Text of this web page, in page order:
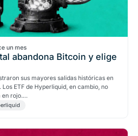
un mes
abandona Bitcoin y elige
sus mayores salidas históricas en
Los ETF de Hyperliquid, en cambio, no
en rojo.…